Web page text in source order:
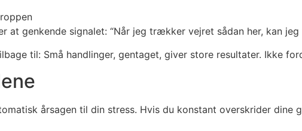
genkende signalet: “Når jeg trækker vejret sådan her, kan jeg
til: Små handlinger, gentaget, giver store resultater. Ikke
årsagen til din stress. Hvis du konstant overskrider dine